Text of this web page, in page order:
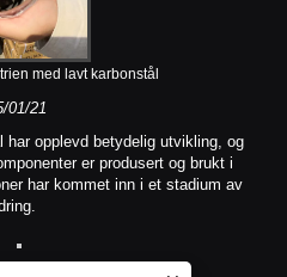
med lavt karbonstål
01/21
har opplevd betydelig utvikling, og
er produsert og brukt i
har kommet inn i et stadium av